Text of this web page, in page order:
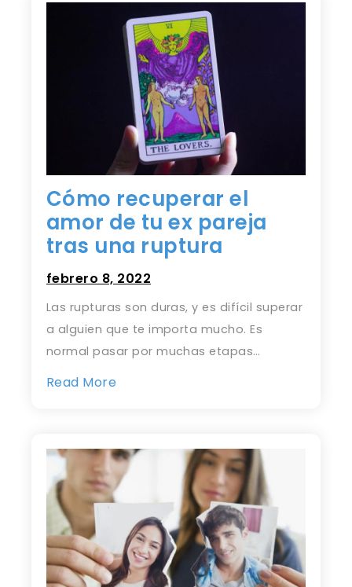
Cómo recuperar el
amor de tu ex pareja
tras una ruptura
febrero 8, 2022
Las rupturas son duras, y es difícil superar
a alguien que te importa mucho. Es
normal pasar por muchas etapas…
Read More